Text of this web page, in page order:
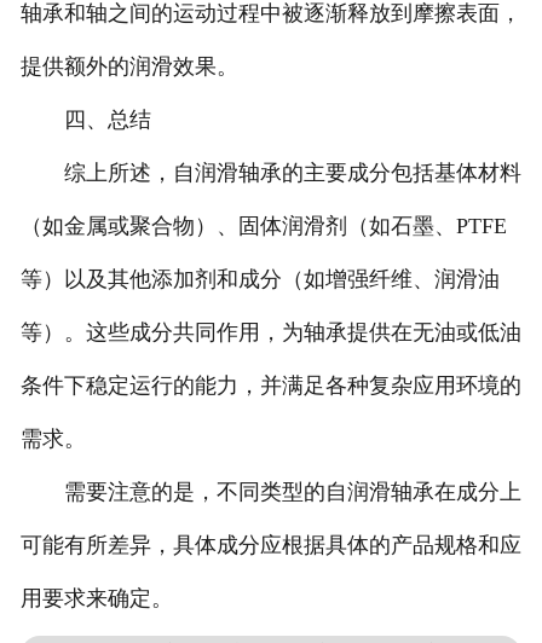
轴承和轴之间的运动过程中被逐渐释放到摩擦表面，
提供额外的润滑效果。
四、总结
综上所述，自润滑轴承的主要成分包括基体材料
（如金属或聚合物）、固体润滑剂（如石墨、PTFE
等）以及其他添加剂和成分（如增强纤维、润滑油
等）。这些成分共同作用，为轴承提供在无油或低油
条件下稳定运行的能力，并满足各种复杂应用环境的
需求。
需要注意的是，不同类型的自润滑轴承在成分上
可能有所差异，具体成分应根据具体的产品规格和应
用要求来确定。